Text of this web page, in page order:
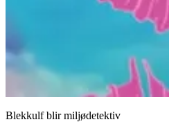
Blekkulf blir miljødetektiv